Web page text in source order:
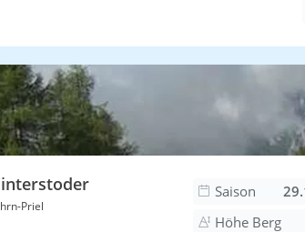
Priel
Saison
Höhe Berg